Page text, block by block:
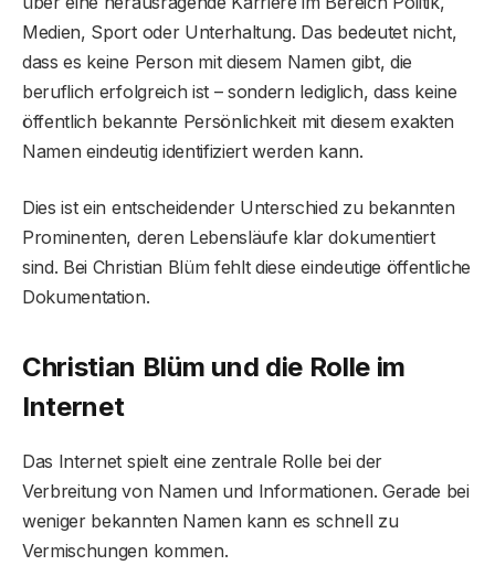
Medien, Sport oder Unterhaltung. Das bedeutet nicht,
dass es keine Person mit diesem Namen gibt, die
beruflich erfolgreich ist – sondern lediglich, dass keine
öffentlich bekannte Persönlichkeit mit diesem exakten
Namen eindeutig identifiziert werden kann.
Dies ist ein entscheidender Unterschied zu bekannten
Prominenten, deren Lebensläufe klar dokumentiert
sind. Bei Christian Blüm fehlt diese eindeutige öffentliche
Dokumentation.
Christian Blüm und die Rolle im
Internet
Das Internet spielt eine zentrale Rolle bei der
Verbreitung von Namen und Informationen. Gerade bei
weniger bekannten Namen kann es schnell zu
Vermischungen kommen.